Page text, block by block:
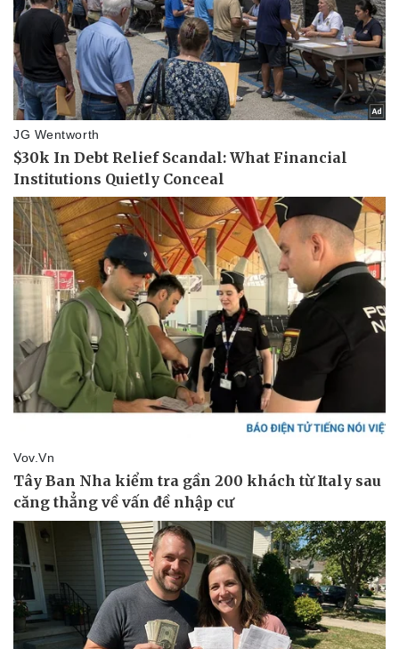
Doanh nghiệp
Thông tin doanh nghiệp
Doanh nghiệp 24h
Doanh nhân
Vì cộng đồng
Công nghệ
Sành điệu
Tin Công nghệ
Trải nghiệm
Chuyển đổi số